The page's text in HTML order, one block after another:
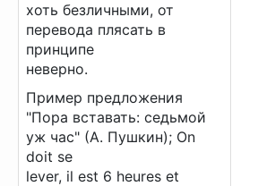
хоть безличными, от
перевода плясать в
принципе
неверно.
Пример предложения
"Пора вставать: седьмой
уж час" (А. Пушкин); On
doit se
lever, il est 6 heures et